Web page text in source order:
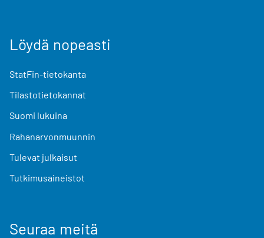
Löydä nopeasti
StatFin-tietokanta
Tilastotietokannat
Suomi lukuina
Rahanarvonmuunnin
Tulevat julkaisut
Tutkimusaineistot
Seuraa meitä